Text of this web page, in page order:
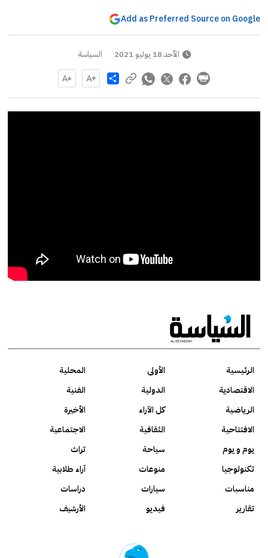
Add as Preferred Source on Google
الأحد 18 يوليو 2021 السياسة
Share
الرئيسية الأولى
المحلية
الاقتصادية
الدولية
الفنية
الرياضية
كل الآراء
الأخيرة
الافتتاحية
الثقافية
الاجتماعية
يوم و يوم
سياحة
تراث
تكنولوجيا
منوعات
آراء طلابية
مناسبات
سيارات
دراسات
تقارير
فيديو الأرشيف